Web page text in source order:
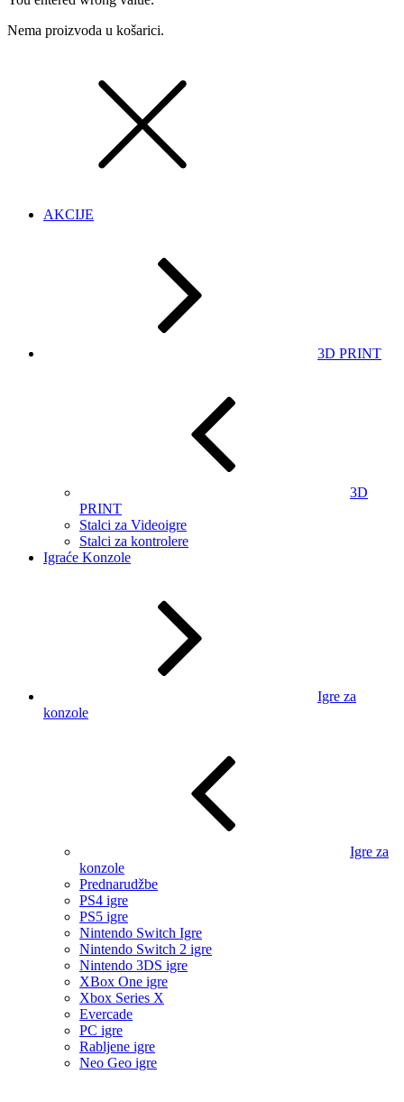
Nema proizvoda u košarici.
AKCIJE
3D PRINT
3D
PRINT
Stalci za Videoigre
Stalci za kontrolere
Igraće Konzole
Igre za
konzole
Igre za
konzole
Prednarudžbe
PS4 igre
PS5 igre
Nintendo Switch Igre
Nintendo Switch 2 igre
Nintendo 3DS igre
XBox One igre
Xbox Series X
Evercade
PC igre
Rabljene igre
Neo Geo igre